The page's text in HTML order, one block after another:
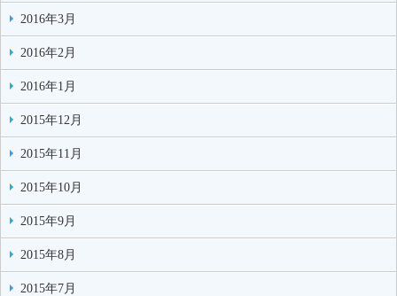
2016年3月
2016年2月
2016年1月
2015年12月
2015年11月
2015年10月
2015年9月
2015年8月
2015年7月